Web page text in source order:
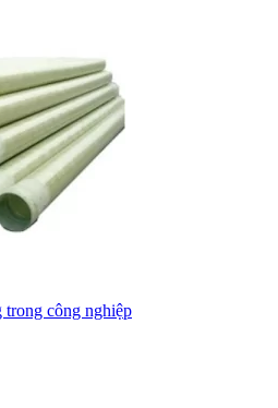
trong công nghiệp